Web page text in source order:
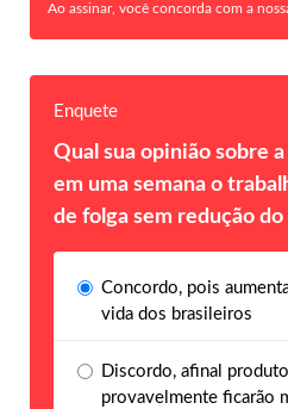
Ao assinar, você concorda com a
Enquete
Qual sua opinião sobre a
em uma semana o
de folga sem redução do
Concordo, pois
vida dos brasileiros
Discordo, afinal
provavelmente ficarão